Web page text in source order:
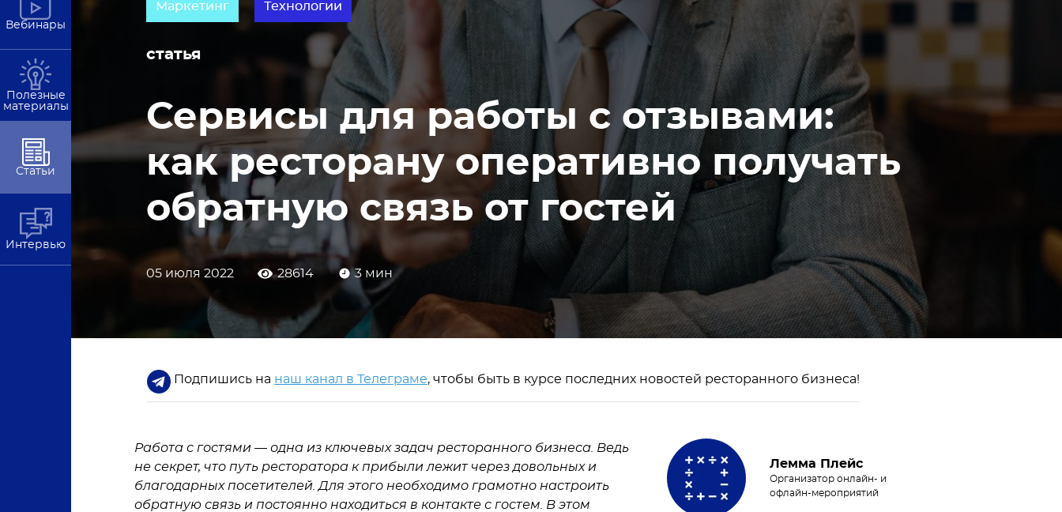
Вебинары
Полезные
материалы
Статьи
Интервью
Маркетинг Технологии
статья
Сервисы для работы с отзывами:
как ресторану оперативно получать
обратную связь от гостей
05 июля 2022 28614 3 мин
Подпишись на наш канал в Телеграме, чтобы быть в курсе последних новостей ресторанного бизнеса!
Работа с гостями — одна из ключевых задач ресторанного бизнеса. Ведь
не секрет, что путь ресторатора к прибыли лежит через довольных и
благодарных посетителей. Для этого необходимо грамотно настроить
обратную связь и постоянно находиться в контакте с гостем. В этом
Лемма Плейс
Организатор онлайн- и
офлайн-мероприятий